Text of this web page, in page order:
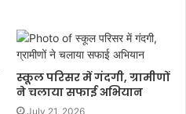
स्कूल परिसर में गंदगी, ग्रामीणों
ने चलाया सफाई अभियान
July 21, 2026